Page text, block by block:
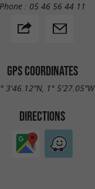
Phone : 05 46 56 44 11
GPS COORDINATES
3'46.12"N, 1° 5'27.05"W
DIRECTIONS